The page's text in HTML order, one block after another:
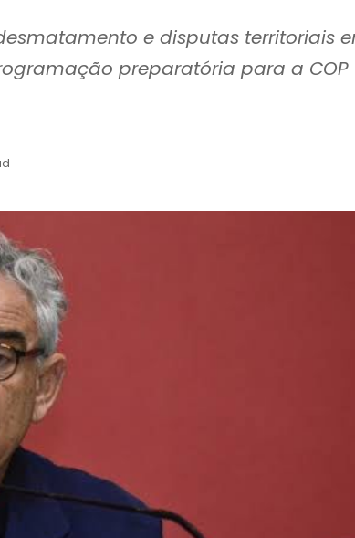
e disputas territoriais
preparatória para a COP